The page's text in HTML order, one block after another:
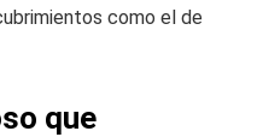
como el de
que